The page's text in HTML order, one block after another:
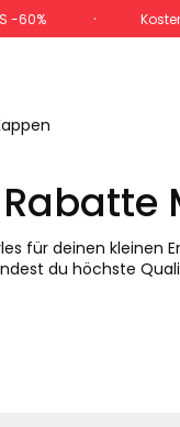
-60%
Rabatte
für deinen kleinen
du höchste